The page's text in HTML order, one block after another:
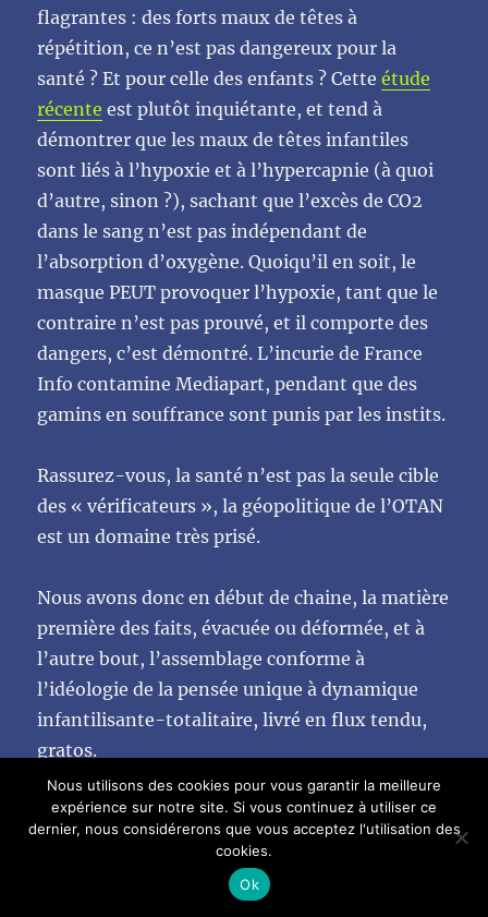
flagrantes : des forts maux de têtes à
répétition, ce n’est pas dangereux pour la
santé ? Et pour celle des enfants ? Cetteétude
récente est plutôt inquiétante, et tend à
démontrer que les maux de têtes infantiles
sont liés à l’hypoxie et à l’hypercapnie (à quoi
d’autre, sinon ?), sachant que l’excès de CO2
dans le sang n’est pas indépendant de
l’absorption d’oxygène. Quoiqu’il en soit, le
masque PEUT provoquer l’hypoxie, tant que le
contraire n’est pas prouvé, et il comporte des
dangers, c’est démontré. L’incurie de France
Info contamine Mediapart, pendant que des
gamins en souffrance sont punis par les instits.
Rassurez-vous, la santé n’est pas la seule cible
des « vérificateurs », la géopolitique de l’OTAN
est un domaine très prisé.
Nous avons donc en début de chaine, la matière
première des faits, évacuée ou déformée, et à
l’autre bout, l’assemblage conforme à
l’idéologie de la pensée unique à dynamique
infantilisante-totalitaire, livré en flux tendu,
gratos.
Mise à jour du 22 avril 2022 avec
l’article suivant :
Nous utilisons des cookies pour vous garantir la meilleure
expérience sur notre site. Si vous continuez à utiliser ce
dernier, nous considérerons que vous acceptez l'utilisation des
cookies.
Ok